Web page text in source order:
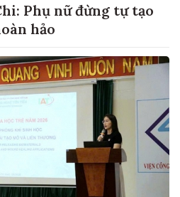
Phụ nữ đừng tự tạo
hảo